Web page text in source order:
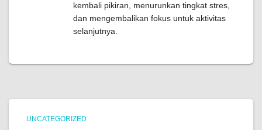
kembali pikiran, menurunkan tingkat stres,
dan mengembalikan fokus untuk aktivitas
selanjutnya.
UNCATEGORIZED